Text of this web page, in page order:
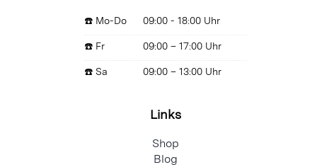
☎️ Mo-Do 09:00 - 18:00 Uhr
☎️ Fr 09:00 – 17:00 Uhr
☎️ Sa 09:00 – 13:00 Uhr
Links
Shop
Blog